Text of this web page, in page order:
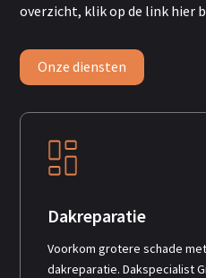
overzicht, klik op de link hier
Onze diensten
Dakreparatie
Voorkom grotere schade
dakreparatie. Dakspecialist